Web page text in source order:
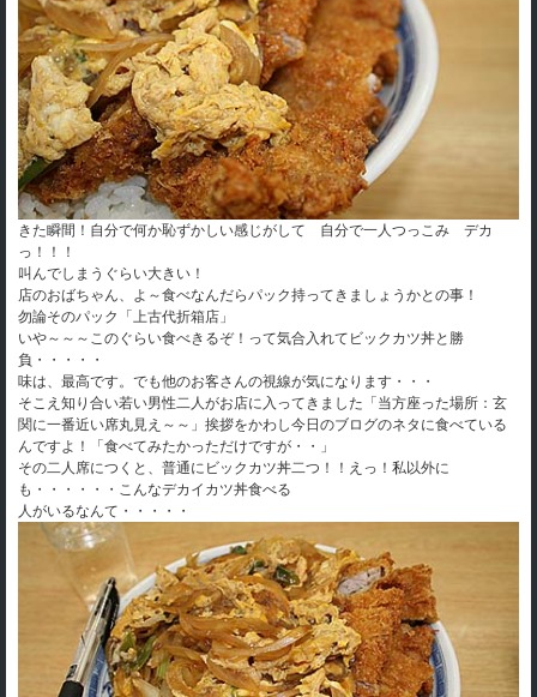
きた瞬間！自分で何か恥ずかしい感じがして 自分で一人つっこみ デカ
っ！！！
叫んでしまうぐらい大きい！
店のおばちゃん、よ～食べなんだらパック持ってきましょうかとの事！
勿論そのパック「上古代折箱店」
いや～～～このぐらい食べきるぞ！って気合入れてビックカツ丼と勝
負・・・・・
味は、最高です。でも他のお客さんの視線が気になります・・・
そこえ知り合い若い男性二人がお店に入ってきました「当方座った場所：玄
関に一番近い席丸見え～～」挨拶をかわし今日のブログのネタに食べている
んですよ！「食べてみたかっただけですが・・」
その二人席につくと、普通にビックカツ丼二つ！！えっ！私以外に
も・・・・・・こんなデカイカツ丼食べる
人がいるなんて・・・・・